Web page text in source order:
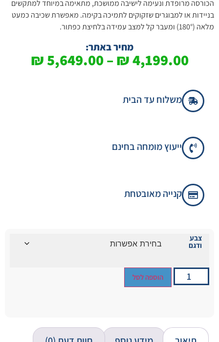
הכורסה מרופדת ונעימה לישיבה ממושכת, מתאימה במיוחד למתקשים
בניידות או למבוגרים שזקוקים לתמיכה בקימה. מאפשרת שכיבה כמעט
מלאה (180°) ומעבר קל למצב עמידה בלחיצת כפתור.
מחיר באתר:
4,199.00
₪
–
5,649.00
₪
משלוח עד הבית
ייעוץ מומחה בחינם
קנייה מאובטחת
צבע
ודגם
הוספה לסל